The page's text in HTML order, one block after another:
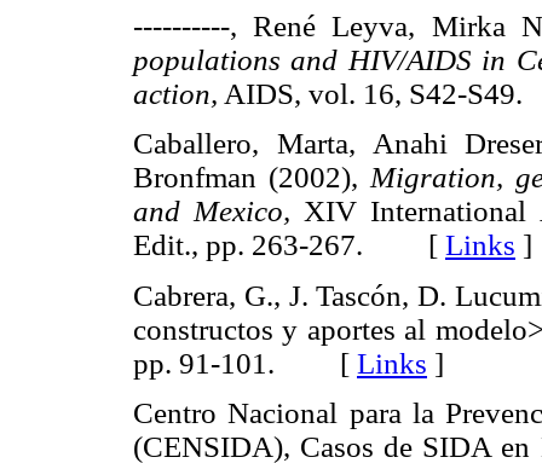
----------, René Leyva, Mirka
populations and HIV/AIDS in
action, AIDS, vol. 16, S42-
Caballero, Marta, Anahi
Bronfman (2002), Migration,
and Mexico, XIV International
Edit., pp. 263-267. [ Links ]
Cabrera, G., J. Tascón, D.
constructos y aportes al
pp. 91-101. [ Links ]
Centro Nacional para la
(CENSIDA), Casos de SIDA en